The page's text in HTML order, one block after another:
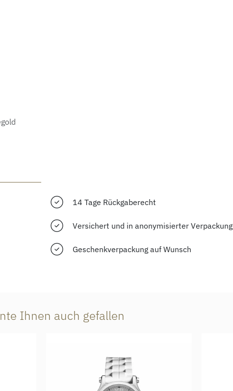
14 Tage Rückgaberecht
Versichert und in anonymisierter Verpackung
Geschenkverpackung auf Wunsch
Ihnen auch gefallen